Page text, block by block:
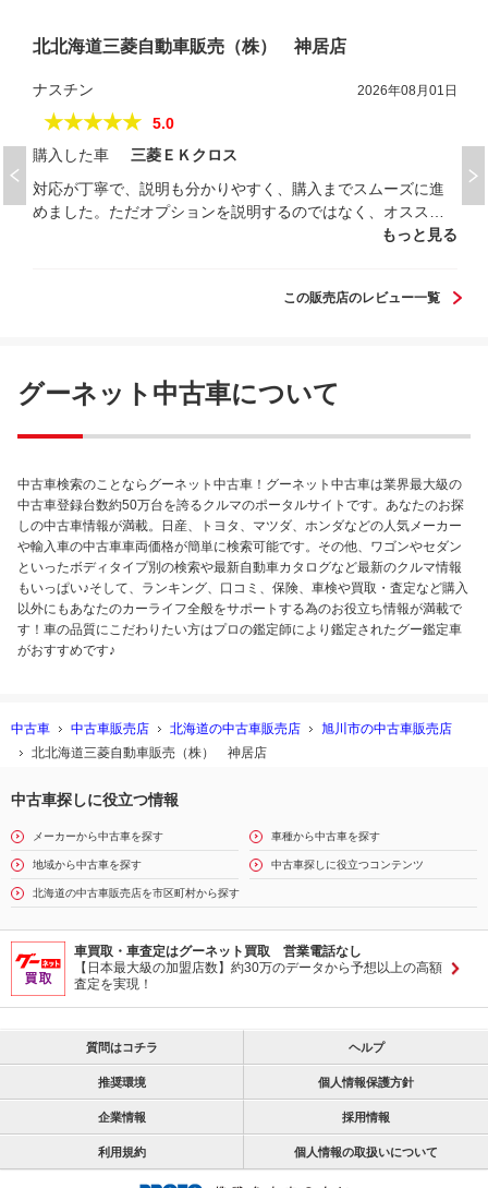
北北海道三菱自動車販売（株） 神居店
ナスチン 2026年08月01日
★★★★★
5.0
購入した車
三菱ＥＫクロス
対応が丁寧で、説明も分かりやすく、購入までスムーズに進
めました。ただオプションを説明するのではなく、オススメ
を常に提示してださり、知識に乏しい私にとって大変助かり
もっと見る
この販売店のレビュー一覧
グーネット中古車について
中古車検索のことならグーネット中古車！グーネット中古車は業界最大級の
中古車登録台数約50万台を誇るクルマのポータルサイトです。あなたのお探
しの中古車情報が満載。日産、トヨタ、マツダ、ホンダなどの人気メーカー
や輸入車の中古車車両価格が簡単に検索可能です。その他、ワゴンやセダン
といったボディタイプ別の検索や最新自動車カタログなど最新のクルマ情報
もいっぱい♪そして、ランキング、口コミ、保険、車検や買取・査定など購入
以外にもあなたのカーライフ全般をサポートする為のお役立ち情報が満載で
す！車の品質にこだわりたい方はプロの鑑定師により鑑定されたグー鑑定車
がおすすめです♪
中古車 中古車販売店 北海道の中古車販売店
旭川市の中古車販売店
北北海道三菱自動車販売（株） 神居店
中古車探しに役立つ情報
メーカーから中古車を探す 車種から中古車を探す
地域から中古車を探す 中古車探しに役立つコンテンツ
北海道の中古車販売店を市区町村から探す
車買取・車査定はグーネット買取 営業電話なし
【日本最大級の加盟店数】約30万のデータから予想以上の高額
査定を実現！
質問はコチラ ヘルプ
推奨環境 個人情報保護方針
企業情報 採用情報
利用規約 個人情報の取扱いについて